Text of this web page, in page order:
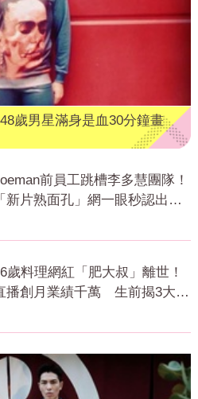
歲男星滿身是血30分鐘畫
前員工跳槽李多慧團隊！
「新片熟面孔」網一眼秒認出：
歲料理網紅「肥大叔」離世！
播創月業績千萬 生前揭3大成